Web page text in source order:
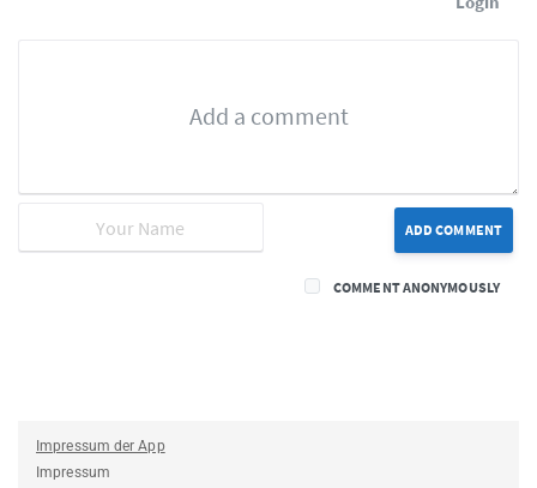
ADD COMMENT
COMMENT ANONYMOUSLY
Impressum der App
Impressum